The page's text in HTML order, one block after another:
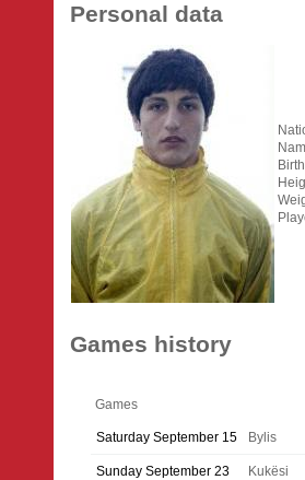
Personal data
Games history
Games
Saturday September 15 Bylis
Sunday September 23 Kukësi